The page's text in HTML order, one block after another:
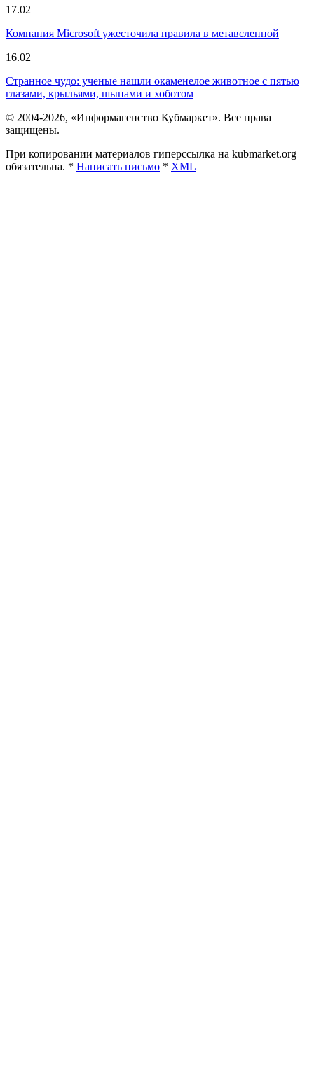
17.02
Компания Microsoft ужесточила правила в метавсленной
16.02
Странное чудо: ученые нашли окаменелое животное с пятью
глазами, крыльями, шыпами и хоботом
© 2004-2026, «Информагенство Кубмаркет». Все права
защищены.
При копировании материалов гиперссылка на kubmarket.org
обязательна. * Написать письмо * XML